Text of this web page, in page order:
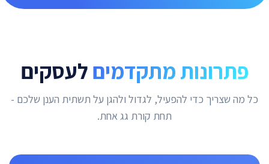
פתרונות מתקדמיםלעסקים
כל מה שצריך כדי להפעיל, לגדול ולהגן על תשתית הענן שלכם -
תחת קורת גג אחת.